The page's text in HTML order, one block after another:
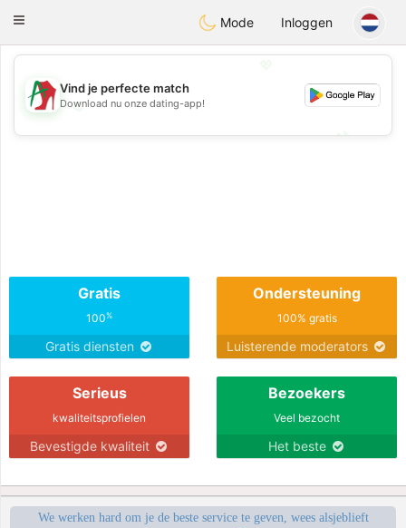
AmamiOra
Toggle
Mode Inloggen
💖
💕
Vind je perfecte match
Download nu onze dating-app!
Gratis
100%
Gratis diensten
Ondersteuning
100% gratis
Luisterende moderators
Serieus
kwaliteitsprofielen
Bevestigde kwaliteit
Bezoekers
Veel bezocht
Het beste
We werken hard om je de beste service te geven, wees alsjeblieft